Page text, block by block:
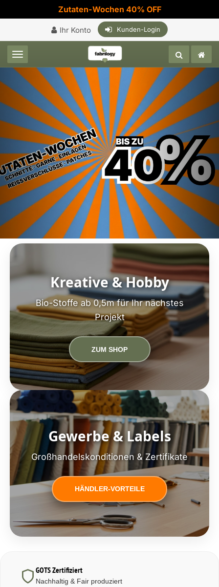
Zutaten-Wochen 40% OFF
Ihr Konto Kunden-Login
Toggle navigation
Kreative & Hobby
Bio-Stoffe ab 0,5m für Ihr nächstes
Projekt
ZUM SHOP
Gewerbe & Labels
Großhandelskonditionen & Zertifikate
HÄNDLER-VORTEILE
GOTS Zertifiziert
Nachhaltig & Fair produziert